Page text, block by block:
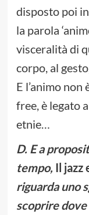
disposto poi
la parola
visceralità di
corpo, al
E l’animo non
free, è legato
etnie…
D. E a
tempo, Il jazz
riguarda uno
scoprire dove